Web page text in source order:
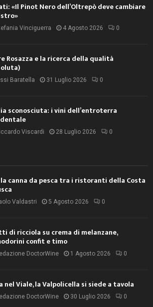
«Il Pinot Nero dell’Oltrepò deve cambiare
Vinciguerra 4 Agosto 2026 0
Rosazza e la ricerca della qualità
Baratella 31 Luglio 2026 0
sconosciuta: i vini dell’entroterra
Viscardi 28 Luglio 2026 0
la canna da pesca tra i ristoranti della Costa
Valdastri 5 Agosto 2026 0
di ricciola su crema di melanzane,
confit e timo
DoctorWine 1 Agosto 2026 0
nel Viale, la Valpolicella si siede a tavola
DoctorWine 30 Luglio 2026 0